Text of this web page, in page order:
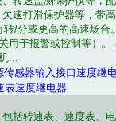
速打滑保护器等，带
/分或更高的高速场
用于报警或控制等）
...
传感器输入接口速度继
表速度继电器
括转速表、速度表、